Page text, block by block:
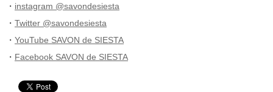
・ instagram @savondesiesta
・ Twitter @savondesiesta
・ YouTube SAVON de SIESTA
・ Facebook SAVON de SIESTA